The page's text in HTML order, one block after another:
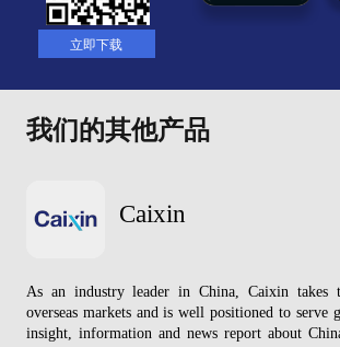
立即下载
我们的其他产品
Caixin
As an industry leader in China, Caixin takes
overseas markets and is well positioned to serve
insight, information and news report about